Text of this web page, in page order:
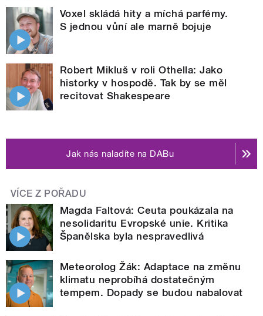
Voxel skládá hity a míchá parfémy.
S jednou vůní ale marně bojuje
Robert Mikluš v roli Othella: Jako
historky v hospodě. Tak by se měl
recitovat Shakespeare
Jak nás naladíte na DABu
VÍCE Z POŘADU
Magda Faltová: Ceuta poukázala na
nesolidaritu Evropské unie. Kritika
Španělska byla nespravedlivá
Meteorolog Žák: Adaptace na změnu
klimatu neprobíhá dostatečným
tempem. Dopady se budou nabalovat